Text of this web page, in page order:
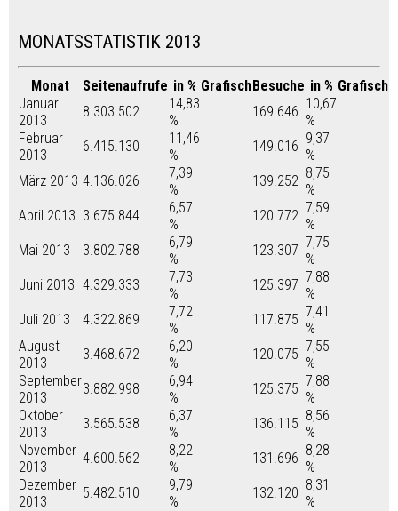
MONATSSTATISTIK 2013
Monat Seitenaufrufe in % GrafischBesuche in % Grafisch
Januar
2013
8.303.502
14,83
%
169.646 10,67
%
Februar
2013
6.415.130
11,46
%
149.016 9,37
%
März 2013 4.136.026
7,39
%
139.252 8,75
%
April 2013 3.675.844
6,57
%
120.772 7,59
%
Mai 2013
3.802.788
6,79
%
123.307 7,75
%
Juni 2013 4.329.333
7,73
%
125.397 7,88
%
Juli 2013
4.322.869
7,72
%
117.875 7,41
%
August
2013
3.468.672
6,20
%
120.075 7,55
%
September
2013
3.882.998
6,94
%
125.375 7,88
%
Oktober
2013
3.565.538
6,37
%
136.115 8,56
%
November
2013
4.600.562
8,22
%
131.696 8,28
%
Dezember
2013
5.482.510
9,79
%
132.120 8,31
%